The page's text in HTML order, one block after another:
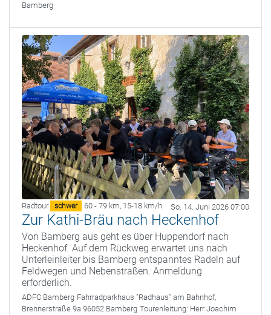
Bamberg
Radtour schwer 60 - 79 km, 15-18 km/h So. 14. Juni 2026 07:00
Zur Kathi-Bräu nach Heckenhof
Von Bamberg aus geht es über Huppendorf nach
Heckenhof. Auf dem Rückweg erwartet uns nach
Unterleinleiter bis Bamberg entspanntes Radeln auf
Feldwegen und Nebenstraßen. Anmeldung
erforderlich.
ADFC Bamberg Fahrradparkhaus "Radhaus" am Bahnhof,
Brennerstraße 9a 96052 Bamberg Tourenleitung: Herr Joachim